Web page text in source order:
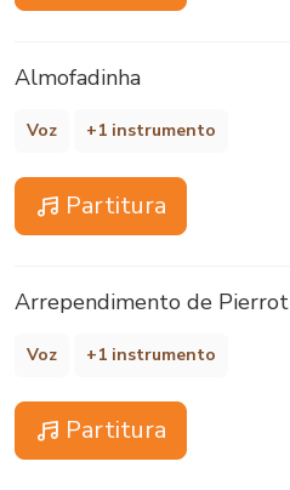
Almofadinha
Voz +1 instrumento
Partitura
Arrependimento de Pierrot
Voz +1 instrumento
Partitura